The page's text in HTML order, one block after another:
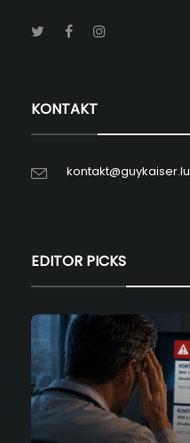
KONTAKT
kontakt@guykaiser.lu
EDITOR PICKS